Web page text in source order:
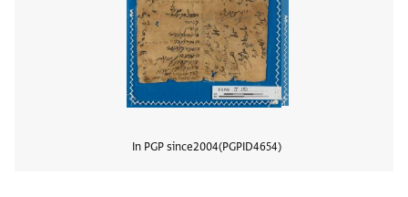
In PGP since2004 PGPID4654